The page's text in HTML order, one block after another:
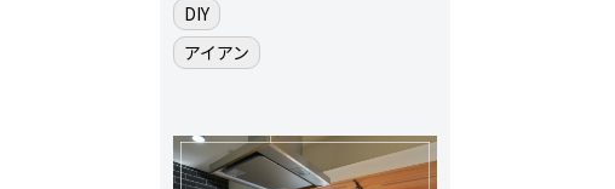
DIY
アイアン